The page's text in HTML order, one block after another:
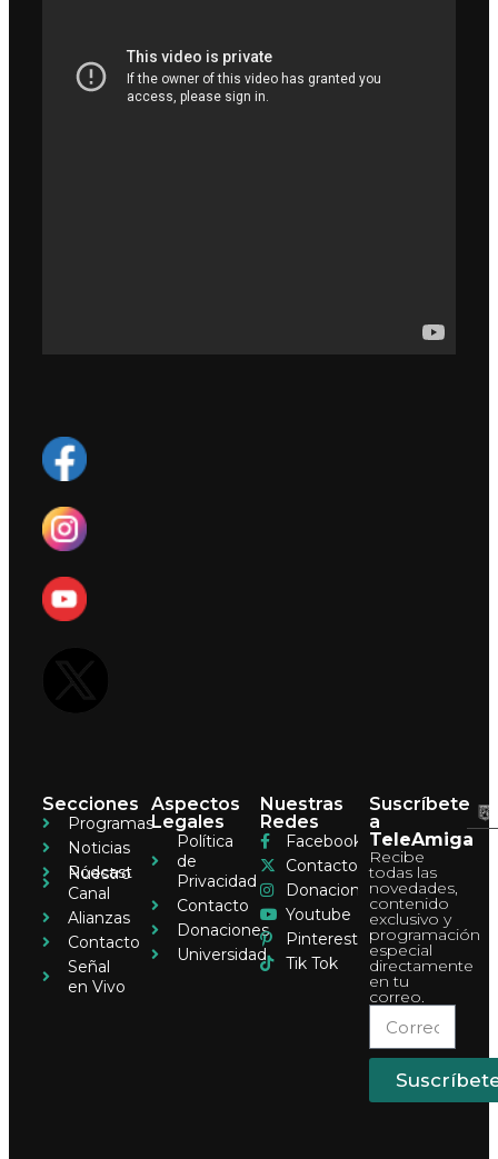
Secciones
Programas
Noticias
Pódcast
Nuestro
Canal
Alianzas
Contacto
Señal
en Vivo
Aspectos
Legales
Política
de
Privacidad
Contacto
Donaciones
Universidad
Nuestras
Redes
Facebook
Contacto
Donaciones
Youtube
Pinterest
Tik Tok
Suscríbete
a
TeleAmiga
Recibe
todas las
novedades,
contenido
exclusivo y
programación
especial
directamente
en tu
correo.